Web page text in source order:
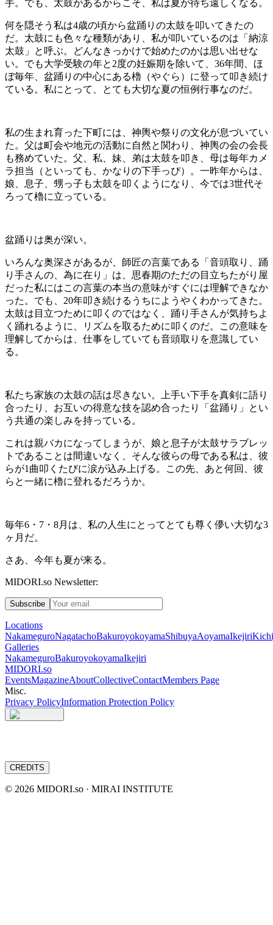
手。でも、太鼓があるからこそ、私は夏が待ち遠しくなる。
何を隠そう私は4歳の頃から盆踊りの太鼓を叩いてきたの
だ。太鼓にも色々な種類があり、私が叩いているのは「納涼
太鼓」と呼ぶ。どんなきっかけで始めたのかは思い出せな
い。でも大学受験の年と 2度の妊娠期を除いて、 36年間、ほ
ぼ毎年、盆踊りの中心にある櫓（やぐら）に登って叩き続け
ている。私にとって、とても大切な夏の恒例行事なのだ。
私の生まれ育った下町には、神輿や祭りの文化が息づいてい
た。父は町会や地元の活動に自然と関わり、神輿の会の会長
も務めていた。父、私、妹、弟は太鼓を叩き、母は毎年カメ
ラ担当（といっても、かなりの下手っぴ）。一昨年からは、
娘、息子、甥っ子も太鼓を叩くようになり、今では3世代そ
ろって櫓に立っている。
盆踊りは奥が深い。
いろんな奥深さがあるが、師匠の言葉である「音頭取り、踊
り手さんの、為に在り」は、思春期のただの目立ちたがり屋
だった私にはこの言葉の本当の意味がすぐには理解できなか
った。でも、 20年叩き続けるうちにようやくわかってきた。
太鼓は目立つために叩くのではなく、踊り手さんが気持ちよ
く踊れるように、リズムを取るために叩くのだ。この意味を
理解してからは、仕事をしていても音頭取りを意識してい
る。
私たち家族の太鼓の話は尽きない。上手い下手を真剣に語り
合ったり、お互いの得意な技を認め合ったり「盆踊り」とい
う共通の楽しみを持っている。
これは親バカになってしまうが、娘と息子が太鼓サラブレッ
トであることは間違いなく、そんな彼らの母である私は、彼
らが1 曲叩くたびに涙が込み上げる。この先、あと何回、彼
らと一緒に櫓に登れるだろうか。
毎年6 ・ 7 ・ 8月は、私の人生にとってとても尊く儚い大切な3
ヶ月だ。
さあ、今年も夏が来る。
MIDORI.so Newsletter:
Subscribe
Locations
NakameguroNagatachoBakuroyokoyamaShibuyaAoyamaIkejiri
Galleries
NakameguroBakuroyokoyamaIkejiri
MIDORI.so
EventsMagazineAboutCollectiveContactMembers Page
Misc.
Privacy PolicyInformation Protection Policy
CREDITS
© 2026 MIDORI.so · MIRAI INSTITUTE